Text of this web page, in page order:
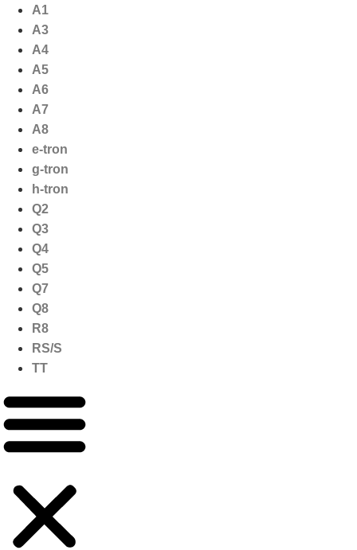
naar
inhoud
A1
A3
A4
A5
A6
A7
A8
e-tron
g-tron
h-tron
Q2
Q3
Q4
Q5
Q7
Q8
R8
RS/S
TT